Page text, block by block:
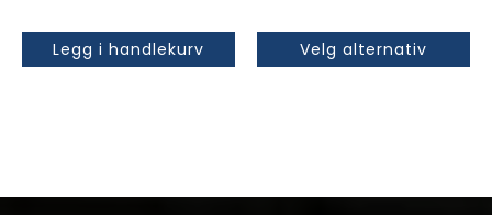
Legg i handlekurv
var:
kr 489,06.
er:
kr 391,25.
Velg alternativ